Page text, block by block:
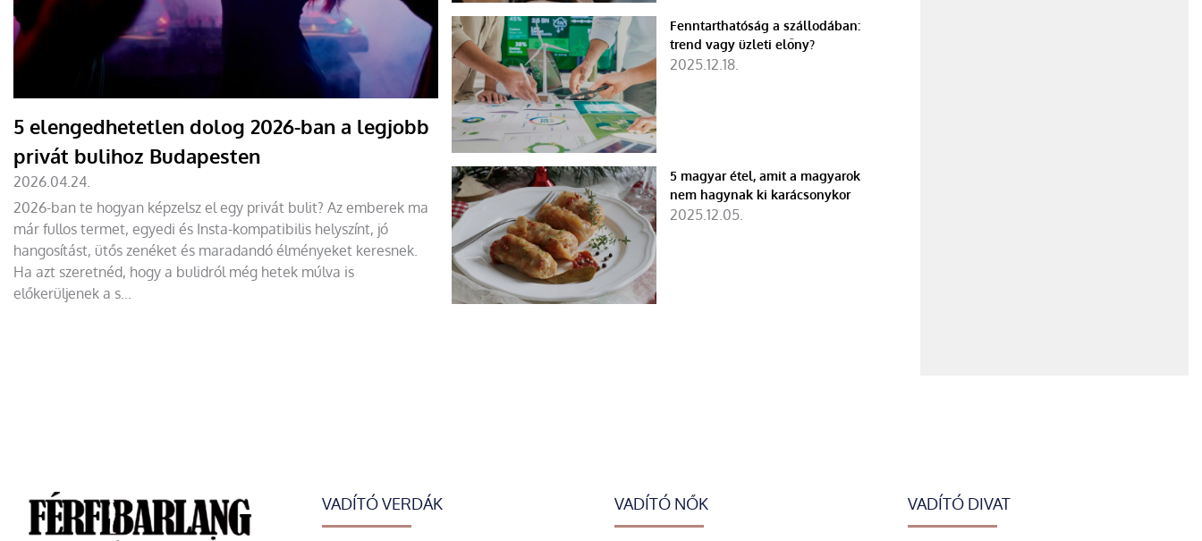
5 elengedhetetlen dolog 2026-ban a legjobb
privát bulihoz Budapesten
2026.04.24.
2026-ban te hogyan képzelsz el egy privát bulit? Az emberek ma
már fullos termet, egyedi és Insta-kompatibilis helyszínt, jó
hangosítást, ütős zenéket és maradandó élményeket keresnek.
Ha azt szeretnéd, hogy a bulidról még hetek múlva is
előkerüljenek a s...
Fenntarthatóság a szállodában:
trend vagy üzleti előny?
2025.12.18.
5 magyar étel, amit a magyarok
nem hagynak ki karácsonykor
2025.12.05.
VADÍTÓ VERDÁK VADÍTÓ NŐK VADÍTÓ DIVAT